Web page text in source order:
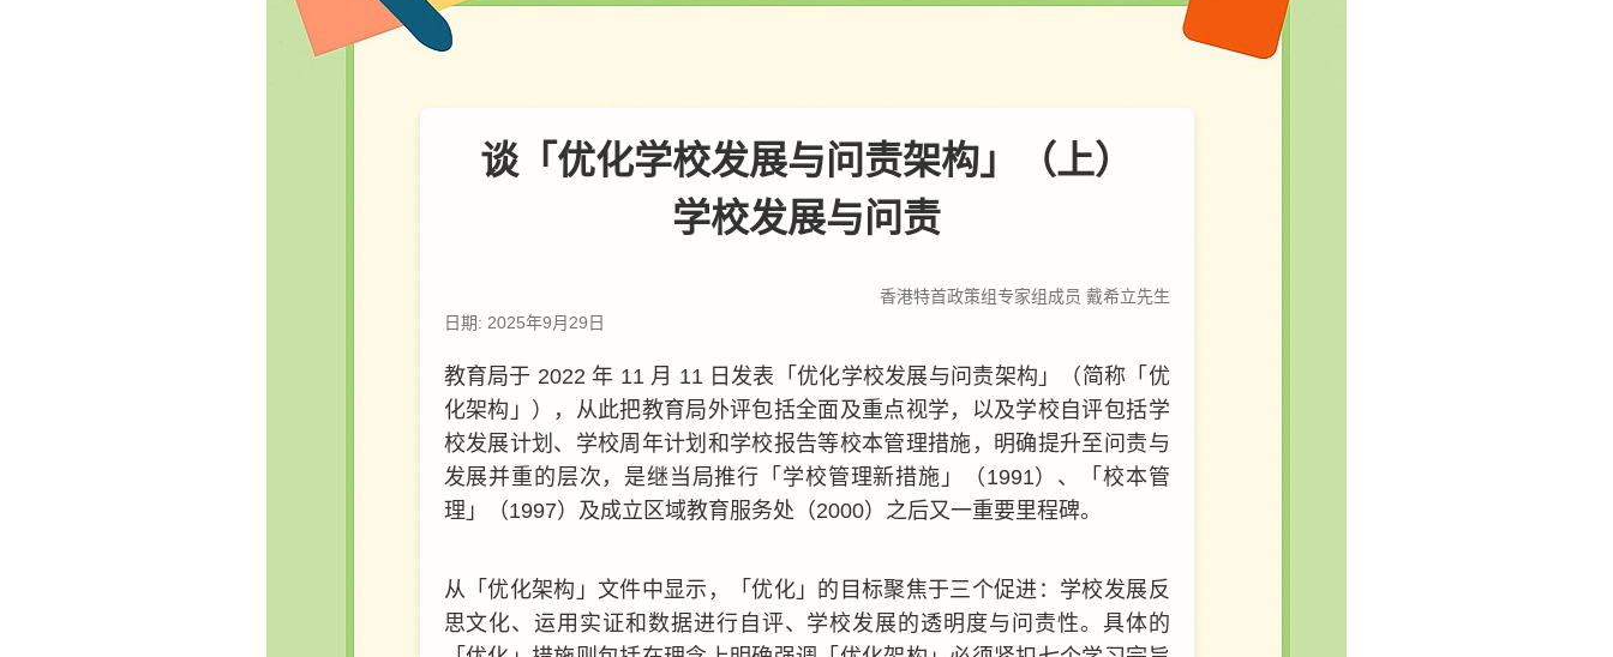
谈「优化学校发展与问责架构」（上）
学校发展与问责
香港特首政策组专家组成员 戴希立先生
日期: 2025年9月29日
教育局于 2022 年 11 月 11 日发表「优化学校发展与问责架构」（简称「优
化架构」），从此把教育局外评包括全面及重点视学，以及学校自评包括学
校发展计划、学校周年计划和学校报告等校本管理措施，明确提升至问责与
发展并重的层次，是继当局推行「学校管理新措施」（1991）、「校本管
理」（1997）及成立区域教育服务处（2000）之后又一重要里程碑。
从「优化架构」文件中显示，「优化」的目标聚焦于三个促进：学校发展反
思文化、运用实证和数据进行自评、学校发展的透明度与问责性。具体的